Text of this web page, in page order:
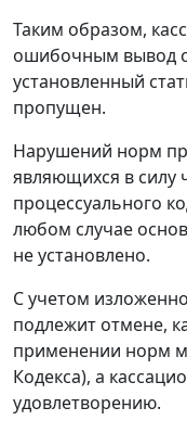
Таким образом,
ошибочным вывод
установленный
пропущен.
Нарушений норм
являющихся в силу
процессуального
любом случае
не установлено.
С учетом
подлежит отмене,
применении норм
Кодекса), а
удовлетворению.